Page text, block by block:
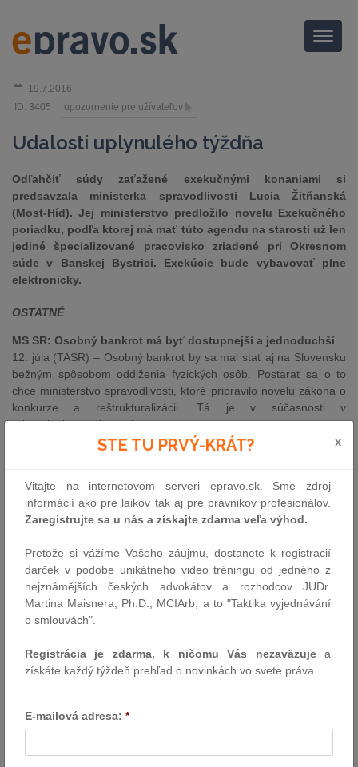
Menu
19.7.2016
ID: 3405
upozornenie pre užívateľov
Udalosti uplynulého týždňa
Odľahčiť súdy zaťažené exekučnými konaniami si
predsavzala ministerka spravodlivosti Lucia Žitňanská
(Most-Híd). Jej ministerstvo predložilo novelu Exekučného
poriadku, podľa ktorej má mať túto agendu na starosti už len
jediné špecializované pracovisko zriadené pri Okresnom
súde v Banskej Bystrici. Exekúcie bude vybavovať plne
elektronicky.
OSTATNÉ
MS SR: Osobný bankrot má byť dostupnejší a jednoduchší
12. júla (TASR) – Osobný bankrot by sa mal stať aj na Slovensku
bežným spôsobom oddlženia fyzických osôb. Postarať sa o to
chce ministerstvo spravodlivosti, ktoré pripravilo novelu zákona o
konkurze a reštrukturalizácii. Tá je v súčasnosti v
pripomienkovom konaní.
MZ SR:Jasnejší koncept oddlženia nemocníc by mohol byť
12. júla (TASR) - Jasnejší koncept oddlžovania nemocníc by
mohol byť podľa ministra zdravotníctva Tomáša Druckera
(nominant Smeru-SD) známy do konca tohto augusta. Zatiaľ
oddlžené. Záväzky po lehote splatnosti dosiahli v zdravotníctve ku
koncu minulého roka takmer 550 miliónov eur. Najviac ich majú
štátne nemocnice.
Nový protischránkový zákon zvyšuje požiadavky na
12. júla (TASR) – Zvýšiť a sprísniť požiadavky na základe ktorých
štát vstupuje do partnerstva so súkromným sektorom. To je
spravodlivosti pod vedením Lucie Žitňanskej (Most-Híd) a v
súčasnosti je v medzirezortnom pripomienkovaní.
MS SR: Exekúcie má vybavovať jediný súd na Slovensku
STE TU PRVÝ-KRÁT? x
Vitajte na internetovom serveri epravo.sk. Sme zdroj
informácií ako pre laikov tak aj pre právnikov profesionálov.
Zaregistrujte sa u nás a získajte zdarma veľa výhod.
Pretože si vážíme Vašeho záujmu, dostanete k registracií
darček v podobe unikátneho video tréningu od jedného z
nejznámějších českých advokátov a rozhodcov JUDr.
Martina Maisnera, Ph.D., MCIArb, a to "Taktika vyjednávání
o smlouvách".
Registrácia je zdarma, k ničomu Vás nezaväzujea
získáte každý týždeň prehľad o novinkách vo svete práva.
E-mailová adresa: *